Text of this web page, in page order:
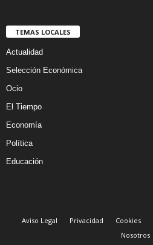
TEMAS LOCALES
Actualidad
Selección Económica
Ocio
El Tiempo
Economía
Política
Educación
Aviso Legal Privacidad Cookies
Nosotros